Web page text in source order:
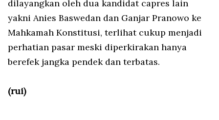
dilayangkan oleh dua kandidat capres lain
yakni Anies Baswedan dan Ganjar Pranowo ke
Mahkamah Konstitusi, terlihat cukup menjadi
perhatian pasar meski diperkirakan hanya
berefek jangka pendek dan terbatas.
(rui)